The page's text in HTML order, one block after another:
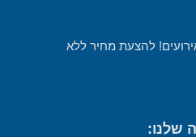
להצעת מחיר ללא
שלנו: